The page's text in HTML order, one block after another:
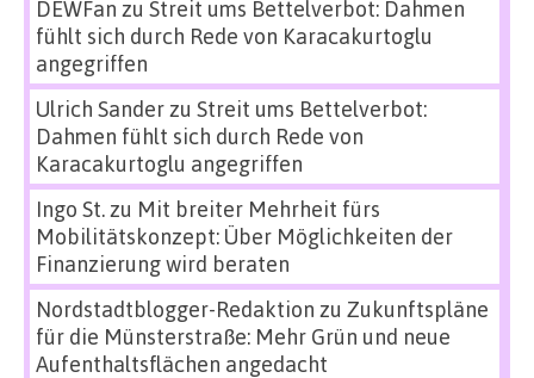
DEWFan zu Streit ums Bettelverbot: Dahmen
fühlt sich durch Rede von Karacakurtoglu
angegriffen
Ulrich Sanderzu Streit ums Bettelverbot:
Dahmen fühlt sich durch Rede von
Karacakurtoglu angegriffen
Ingo St.zu Mit breiter Mehrheit fürs
Mobilitätskonzept: Über Möglichkeiten der
Finanzierung wird beraten
Nordstadtblogger-Redaktion zu Zukunftspläne
für die Münsterstraße: Mehr Grün und neue
Aufenthaltsflächen angedacht